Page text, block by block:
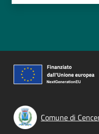
Comune di